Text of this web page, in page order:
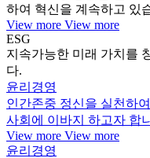
하여 혁신을 계속하고 있
View more View more
ESG
지속가능한 미래 가치를
다.
윤리경영
인간존중 정신을 실천하여
사회에 이바지 하고자 합
View more View more
윤리경영